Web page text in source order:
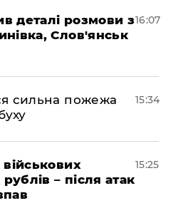
деталі розмови з
Слов'янськ
16:07
сильна пожежа
15:34
– після атак
15:25